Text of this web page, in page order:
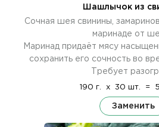
Шашлычок из
Сочная шея свинины,
маринаде от
Маринад придаёт мясу
сохранить его сочность во
Требует
190 г. x 30 шт. =
Заменить